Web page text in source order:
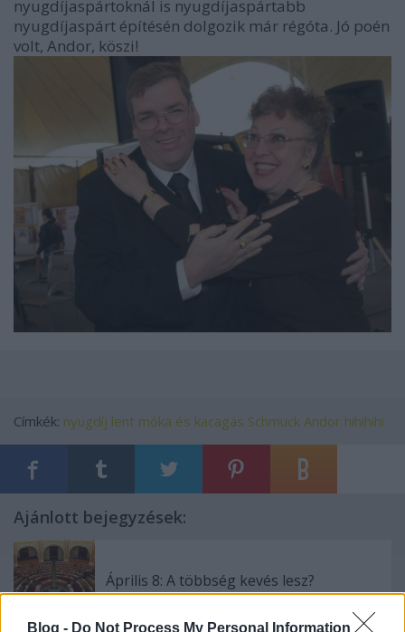
Blog - Do Not Process My Personal Information
nyugdíjaspártoknál is nyugdíjaspártabb
nyugdíjaspárt építésén dolgozik már régóta. Jó poén
volt, Andor, köszi!
Címkék: nyugdíj lent móka és kacagás Schmuck Andor hihihihi
Ajánlott bejegyzések:
Április 8: A többség kevés lesz?